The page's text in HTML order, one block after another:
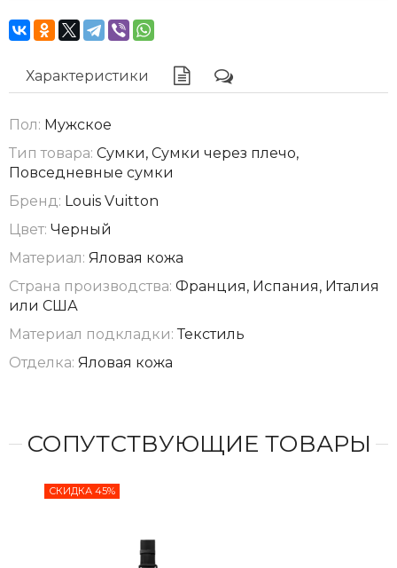
Характеристики
Пол: Мужское
Тип товара: Сумки, Сумки через плечо,
Повседневные сумки
Бренд: Louis Vuitton
Цвет: Черный
Материал: Яловая кожа
Страна производства: Франция, Испания, Италия
или США
Материал подкладки: Текстиль
Отделка: Яловая кожа
СОПУТСТВУЮЩИЕ ТОВАРЫ
СКИДКА 45%